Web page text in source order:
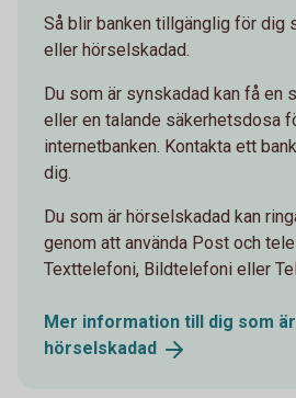
Så blir banken tillgänglig för dig
eller hörselskadad.
Du som är synskadad kan få en
eller en talande säkerhetsdosa
internetbanken. Kontakta ett
dig.
Du som är hörselskadad kan
genom att använda Post och
Texttelefoni, Bildtelefoni eller
Mer information till dig som
hörselskadad